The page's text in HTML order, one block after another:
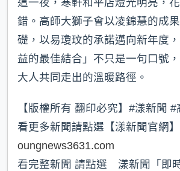
這一夜，寒軒和平店燈光明亮，
錯。高師大獅子會以凌錦慧的成
礎，以易瓊玟的承諾邁向新年度
益的最佳結合」不只是一句口號
大人共同走出的溫暖路徑。
【版權所有 翻印必究】#漾新聞 #
看更多新聞請點選【漾新聞官網】
oungnews3631.com
看完整新聞 請點選 漾新聞「即